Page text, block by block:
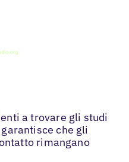
a trovare gli studi
che gli
rimangano